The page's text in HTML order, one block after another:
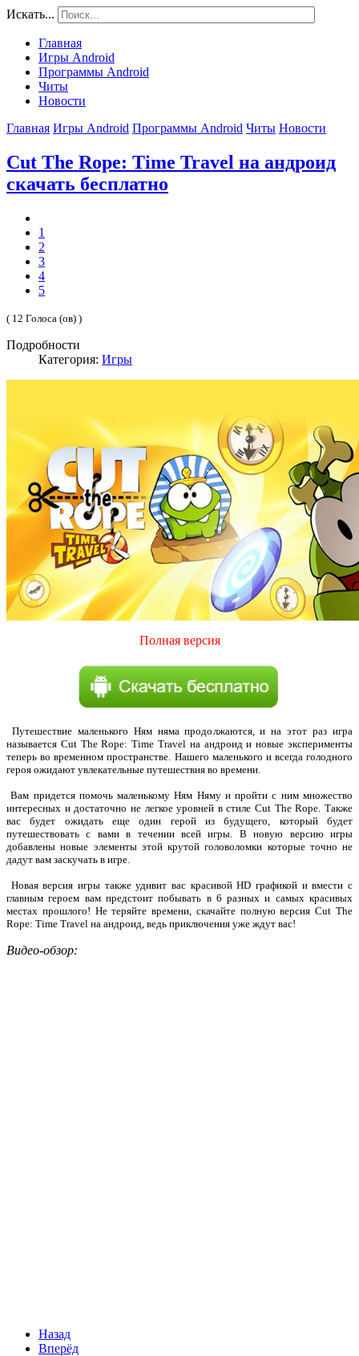
Искать...
Главная
Игры Android
Программы Android
Читы
Новости
Главная Игры Android Программы Android Читы Новости
Cut The Rope: Time Travel на андроид
скачать бесплатно
1
2
3
4
5
( 12 Голоса (ов) )
Подробности
Категория: Игры
Полная версия
Путешествие маленького Ням няма продолжаются, и на этот раз игра
называется Cut The Rope: Time Travel на андроид и новые эксперименты
теперь во временном пространстве. Нашего маленького и всегда голодного
героя ожидают увлекательные путешествия во времени.
Вам придется помочь маленькому Ням Няму и пройти с ним множество
интересных и достаточно не легкое уровней в стиле Cut The Rope. Также
вас будет ожидать еще один герой из будущего, который будет
путешествовать с вами в течении всей игры. В новую версию игры
добавлены новые элементы этой крутой головоломки которые точно не
дадут вам заскучать в игре.
Новая версия игры также удивит вас красивой HD графикой и вмести с
главным героем вам предстоит побывать в 6 разных и самых красивых
местах прошлого! Не теряйте времени, скачайте полную версия Cut The
Rope: Time Travel на андроид, ведь приключения уже ждут вас!
Видео-обзор:
Назад
Вперёд